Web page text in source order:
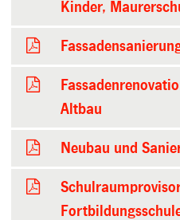
Kinder,
Altbau
Neubau und